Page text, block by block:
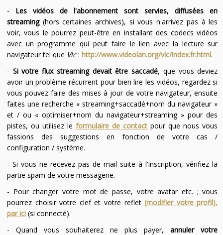
- Les vidéos de l'abonnement sont servies, diffusées en
streaming(hors certaines archives), si vous n'arrivez pas à les
voir, vous le pourrez peut-être en installant des codecs vidéos
avec un programme qui peut faire le lien avec la lecture sur
navigateur tel que Vlc: http://www.videolan.org/vlc/index.fr.html.
- Si votre flux streaming devait être saccadé, que vous deviez
avoir un problème récurrent pour bien lire les vidéos, regardez si
vous pouvez faire des mises à jour de votre navigateur, ensuite
faites une recherche « streaming+saccadé+nom du navigateur »
et / ou « optimiser+nom du navigateur+streaming » pour des
pistes, ou utilisez leformulaire de contact pour que nous vous
fassions des suggestions en fonction de votre cas /
configuration / système.
- Si vous ne recevez pas de mail suite à l'inscription, vérifiez la
partie spam de votre messagerie.
- Pour changer votre mot de passe, votre avatar etc. ; vous
pourrez choisir votre clef et votre reflet(modifier votre profil),
par ici(si connecté).
- Quand vous souhaiterez ne plus payer,annuler votre